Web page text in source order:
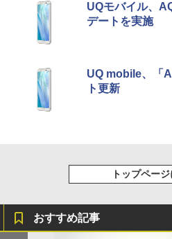
UQモバイル、
デートを実施
UQ mobile、「
ト更新
トップペー
おすすめ記事